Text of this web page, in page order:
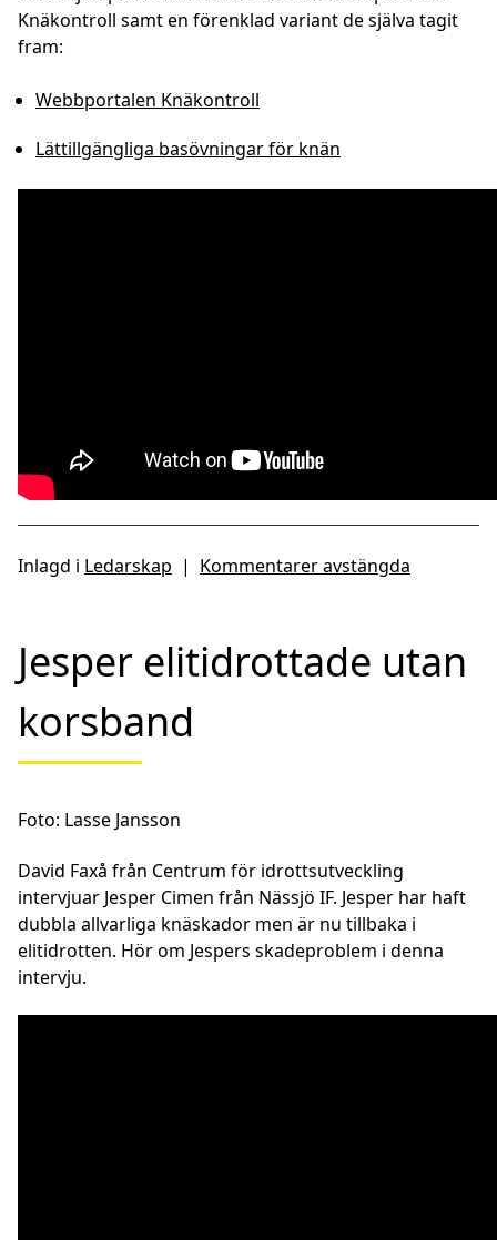
Knäkontroll samt en förenklad variant de själva tagit
fram:
Webbportalen Knäkontroll
Lättillgängliga basövningar för knän
Inlagd i Ledarskap | Kommentarer avstängda
Jesper elitidrottade utan
korsband
Foto: Lasse Jansson
David Faxå från Centrum för idrottsutveckling
intervjuar Jesper Cimen från Nässjö IF. Jesper har haft
dubbla allvarliga knäskador men är nu tillbaka i
elitidrotten. Hör om Jespers skadeproblem i denna
intervju.